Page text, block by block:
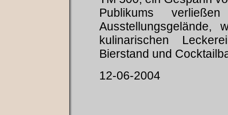
Publikums
kulinarischen
Bierstand und
12-06-2004